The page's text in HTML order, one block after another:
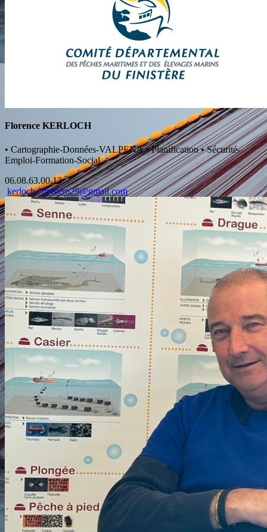
Florence KERLOCH
• Cartographie-Données-VALPENA•Planification•Sécurité-
Emploi-Formation-Social
06.08.63.00.13
kerloch.cdpmem29@gmail.com